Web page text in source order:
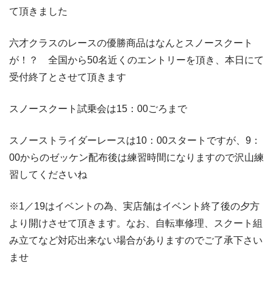
て頂きました
六才クラスのレースの優勝商品はなんとスノースクート
が！？ 全国から50名近くのエントリーを頂き、本日にて
受付終了とさせて頂きます
スノースクート試乗会は15：00ごろまで
スノーストライダーレースは10：00スタートですが、9：
00からのゼッケン配布後は練習時間になりますので沢山練
習してくださいね
※1／19はイベントの為、実店舗はイベント終了後の夕方
より開けさせて頂きます。なお、自転車修理、スクート組
み立てなど対応出来ない場合がありますのでご了承下さい
ませ